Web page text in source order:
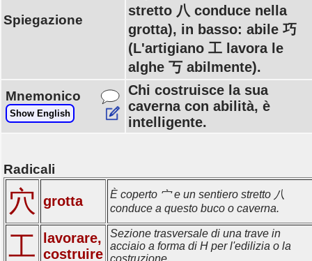
Spiegazione
stretto 八 conduce nella
grotta), in basso: abile 巧
(L'artigiano 工 lavora le
alghe 丂 abilmente).
Mnemonico
Show English
Chi costruisce la sua
caverna con abilità, è
intelligente.
Radicali
穴 grotta
È coperto 宀 e un sentiero stretto 八
conduce a questo buco o caverna.
工
lavorare,
costruire
Sezione trasversale di una trave in
acciaio a forma di H per l'edilizia o la
costruzione.